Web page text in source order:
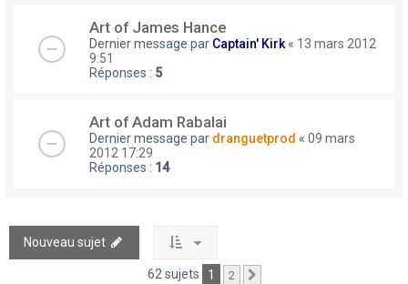
Art of James Hance
Dernier message par Captain' Kirk« 13 mars 2012
9:51
Réponses : 5
Art of Adam Rabalai
Dernier message par dranguetprod « 09 mars
2012 17:29
Réponses : 14
Nouveau sujet
62 sujets 1 2